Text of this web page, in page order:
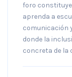
foro
aprenda a
comunicación
donde la
concreta de la